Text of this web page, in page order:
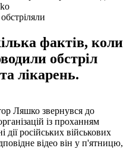
фактів, коли
обстріл
лікарень.
Ляшко звернувся до
із проханням
дії російських військових
відео він у п'ятницю,